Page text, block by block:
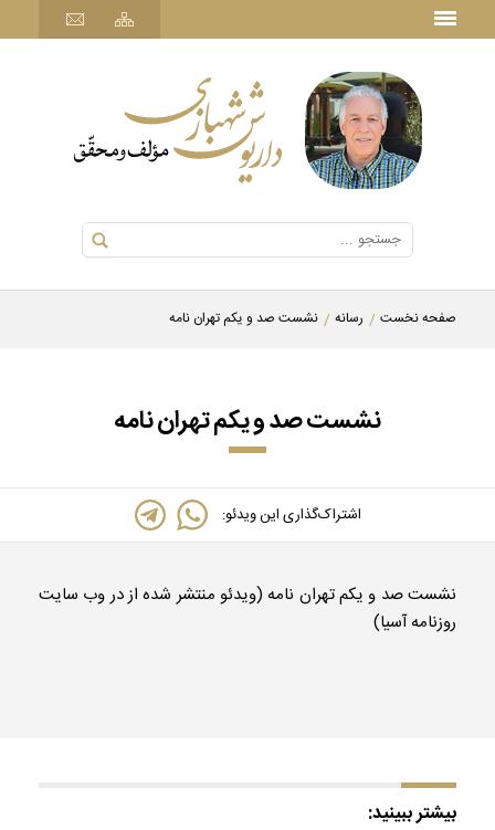
صفحه نخست رسانه نشست صد و یکم تهران نامه
نشست صد و یکم تهران نامه
اشتراک‌گذاری این ویدئو:
نشست صد و یکم تهران نامه (ویدئو منتشر شده از در وب سایت
روزنامه آسیا)
بیشتر ببینید: